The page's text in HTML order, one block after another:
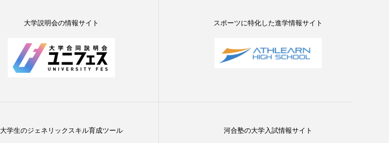
大学説明会の情報サイト スポーツに特化した進学情報サイト
大学生のジェネリックスキル育成ツール 河合塾の大学入試情報サイト